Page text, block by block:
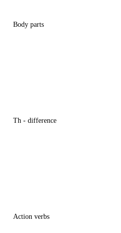
Body parts
Th - difference
Action verbs